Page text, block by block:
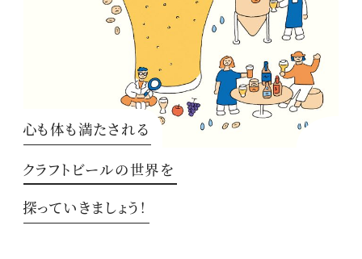
心も体も満たされる
クラフトビールの世界を
探っていきましょう！